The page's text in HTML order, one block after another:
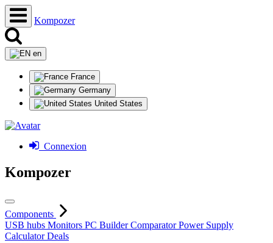
Kompozer
en
France
Germany
United States
Connexion
Kompozer
Components
USB hubs Monitors PC BuilderComparatorPower Supply
CalculatorDeals